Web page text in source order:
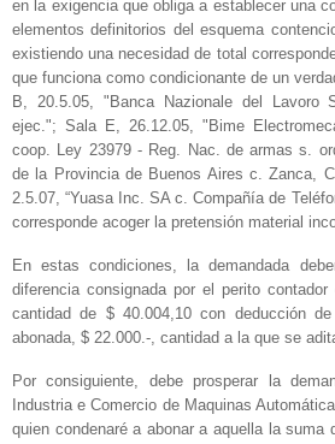
en la exigencia que obliga a establecer una
elementos definitorios del esquema
existiendo una necesidad de total
que funciona como condicionante de un
B, 20.5.05, "Banca Nazionale del Lavoro
ejec."; Sala E, 26.12.05, "Bime
coop. Ley 23979 - Reg. Nac. de armas s.
de la Provincia de Buenos Aires c. Zanca,
2.5.07, “Yuasa Inc. SA c. Compañía de
corresponde acoger la pretensión material
En estas condiciones, la demandada
diferencia consignada por el perito
cantidad de $ 40.004,10 con deducción
abonada, $ 22.000.-, cantidad a la que se
Por consiguiente, debe prosperar la
Industria e Comercio de Maquinas
quien condenaré a abonar a aquella la suma